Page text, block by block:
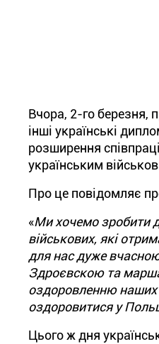
Вчора, 2-гоберезня,
інші українські
розширення
українським
Про це повідомляє
«Михочемо зробити
військових, які
для насдуже
Здроєвскою та
оздоровленнюнаши
оздоровитися у
Цьогож дня